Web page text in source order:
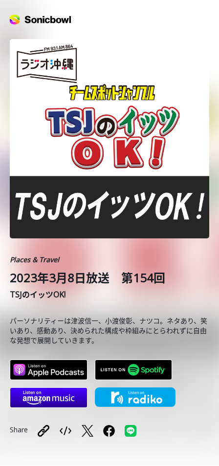
Places & Travel
2023年3月8日放送 第154回
TSJのイッツOK!
パーソナリティーは津波信一、小渡俊彰、ナツコ。ネタあり、笑
いあり、感動あり、決められた構成や枠組みにとらわれずに自由
な発想で展開していきます。
Share